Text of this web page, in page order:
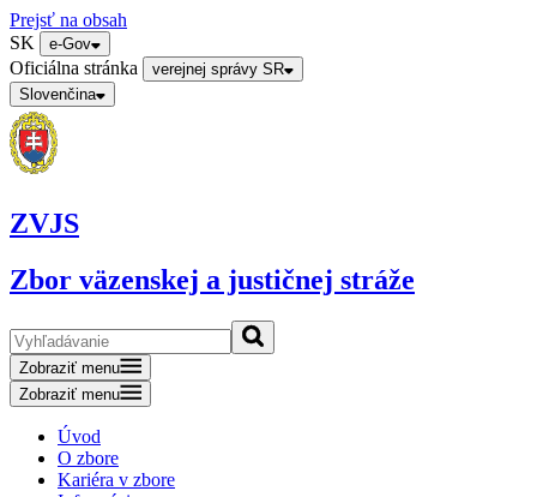
Prejsť na obsah
SK
e-Gov
Oficiálna stránka
verejnej správy SR
Slovenčina
ZVJS
Zbor väzenskej a justičnej stráže
Zobraziť menu
Zobraziť menu
Úvod
O zbore
Kariéra v zbore